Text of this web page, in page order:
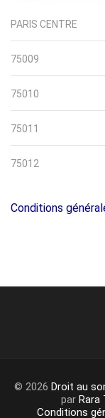
PARIS CENTRE
75009
75010
75011
75012
Conditions
© 2026 Droit au
par Rara
Conditions